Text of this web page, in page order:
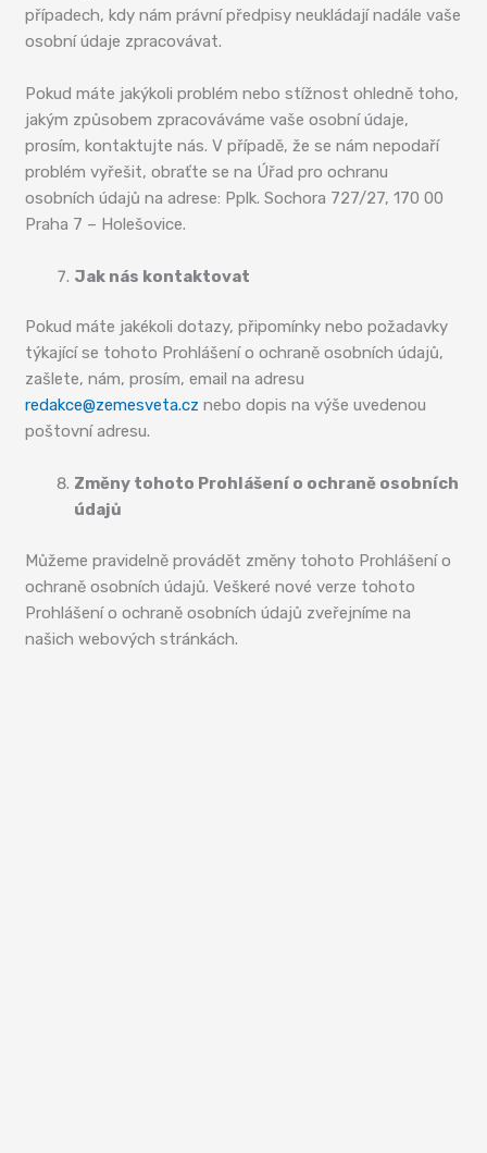
případech, kdy nám právní předpisy neukládají nadále vaše
osobní údaje zpracovávat.
Pokud máte jakýkoli problém nebo stížnost ohledně toho,
jakým způsobem zpracováváme vaše osobní údaje,
prosím, kontaktujte nás. V případě, že se nám nepodaří
problém vyřešit, obraťte se na Úřad pro ochranu
osobních údajů na adrese: Pplk. Sochora 727/27, 170 00
Praha 7 – Holešovice.
Jak nás kontaktovat
Pokud máte jakékoli dotazy, připomínky nebo požadavky
týkající se tohoto Prohlášení o ochraně osobních údajů,
zašlete, nám, prosím, email na adresu
redakce@zemesveta.cz nebo dopis na výše uvedenou
poštovní adresu.
Změny tohoto Prohlášení o ochraně osobních
údajů
Můžeme pravidelně provádět změny tohoto Prohlášení o
ochraně osobních údajů. Veškeré nové verze tohoto
Prohlášení o ochraně osobních údajů zveřejníme na
našich webových stránkách.